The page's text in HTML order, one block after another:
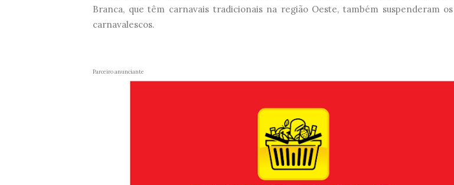
Branca, que têm carnavais tradicionais na região Oeste, também suspenderam
carnavalescos.
Parceiro anunciante